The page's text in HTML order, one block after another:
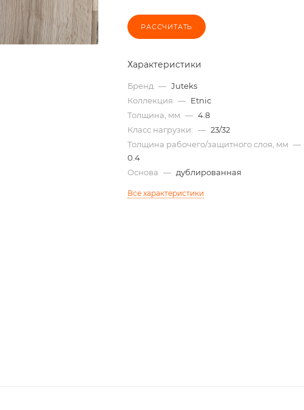
РАССЧИТАТЬ
Характеристики
Бренд — Juteks
Коллекция — Etnic
Толщина, мм — 4.8
Класс нагрузки: — 23/32
Толщина рабочего/защитного слоя, мм —
0.4
Основа — дублированная
Все характеристики